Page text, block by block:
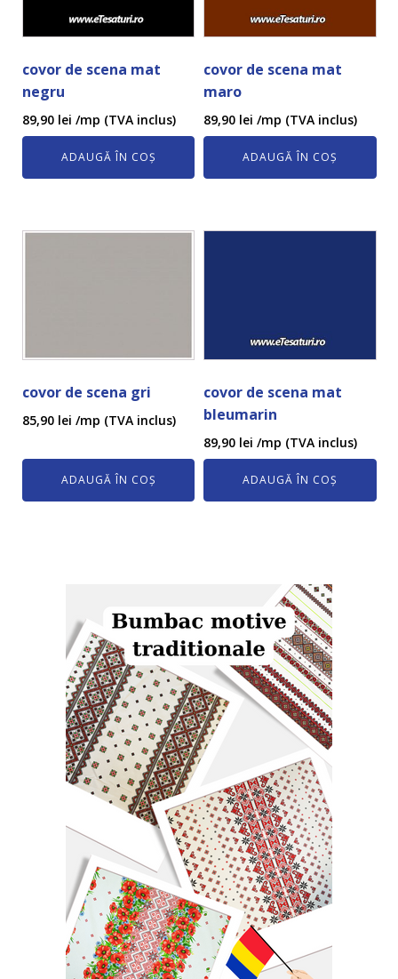
covor de scena mat
negru
89,90 lei /mp (TVA inclus)
ADAUGĂ ÎN COȘ
covor de scena mat
maro
89,90 lei /mp (TVA inclus)
ADAUGĂ ÎN COȘ
covor de scena gri
85,90 lei /mp (TVA inclus)
ADAUGĂ ÎN COȘ
covor de scena mat
bleumarin
89,90 lei /mp (TVA inclus)
ADAUGĂ ÎN COȘ